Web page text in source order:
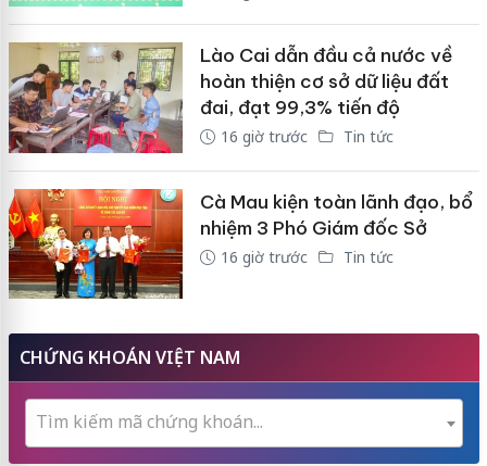
Lào Cai dẫn đầu cả nước về
hoàn thiện cơ sở dữ liệu đất
đai, đạt 99,3% tiến độ
16 giờ trước Tin tức
Cà Mau kiện toàn lãnh đạo, bổ
nhiệm 3 Phó Giám đốc Sở
16 giờ trước Tin tức
CHỨNG KHOÁN VIỆT NAM
Tìm kiếm mã chứng khoán...